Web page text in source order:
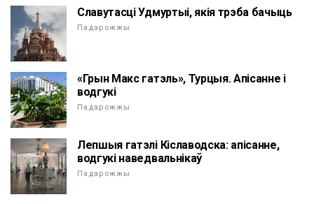
Славутасці Удмуртыі, якія трэба бачыць
Падарожжы
«Грын Макс гатэль», Турцыя. Апісанне і
водгукі
Падарожжы
Лепшыя гатэлі Кіславодска: апісанне,
водгукі наведвальнікаў
Падарожжы